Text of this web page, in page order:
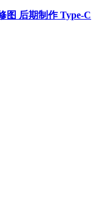
图 后期制作 Type-C